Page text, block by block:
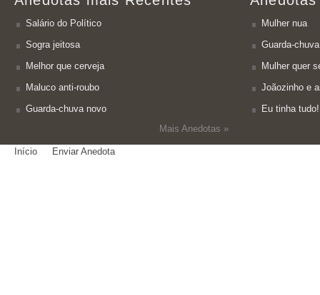
Salário do Político
Sogra jeitosa
Melhor que cerveja
Maluco anti-roubo
Guarda-chuva novo
Mais Anedotas »
Mulher nua
Guarda-
Mulher quer
Joãozinho e
Eu tinha tudo!
Início Enviar Anedota